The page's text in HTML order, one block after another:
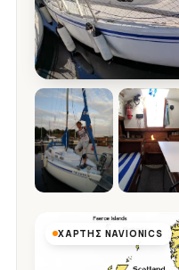
ΧΆΡΤΗΣ NAVIONICS